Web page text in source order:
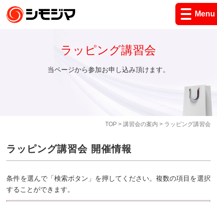
Menu
TOP> 講習会の案内 > ラッピング講習会
ラッピング講習会
当ページから参加お申し込み頂けます。
ラッピング講習会 開催情報
条件を選んで「検索ボタン」を押してください。複数の項目を選択
することができます。